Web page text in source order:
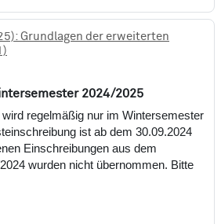
Grundlagen der erweiterten
2024/2025
regelmäßig nur im Wintersemester
ist ab dem 30.09.2024
Einschreibungen aus dem
wurden nicht übernommen. Bitte